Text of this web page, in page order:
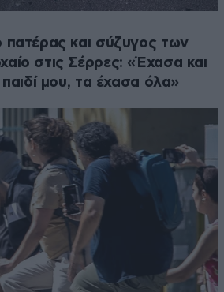
πατέρας και σύζυγος των
στις Σέρρες: «Έχασα και
παιδί μου, τα έχασα όλα»